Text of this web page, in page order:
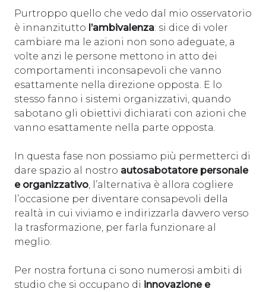
Purtroppo quello che vedo dal mio osservatorio
è innanzitutto l’ambivalenza: si dice di voler
cambiare ma le azioni non sono adeguate, a
volte anzi le persone mettono in atto dei
comportamenti inconsapevoli che vanno
esattamente nella direzione opposta. E lo
stesso fanno i sistemi organizzativi, quando
sabotano gli obiettivi dichiarati con azioni che
vanno esattamente nella parte opposta.
In questa fase non possiamo più permetterci di
dare spazio al nostro autosabotatore personale
e organizzativo, l’alternativa è allora cogliere
l’occasione per diventare consapevoli della
realtà in cui viviamo e indirizzarla davvero verso
la trasformazione, per farla funzionare al
meglio.
Per nostra fortuna ci sono numerosi ambiti di
studio che si occupano di innovazione e